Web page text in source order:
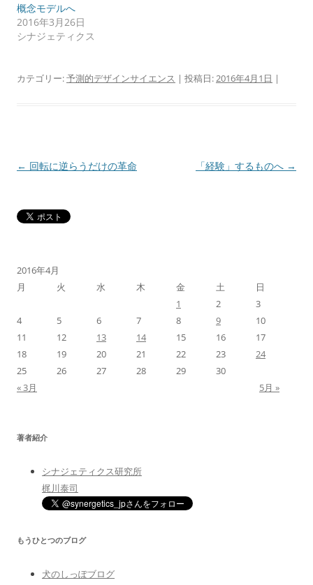
概念モデルへ
2016年3月26日
シナジェティクス
カテゴリー:予測的デザインサイエンス | 投稿日:2016年4月1日 |
投
ビ
シ
ン
← 回転に逆らうだけの革命 「経験」するものへ →
2016年4月
月
火 水 木 金 土
日
1
2
3
4
5 6 7 8 9
10
11
12 13 14 15 16
17
18
19 20 21 22 23
24
25
26 27 28 29
30
« 3月
5月 »
著者紹介
シナジェティクス研究所
梶川泰司
もうひとつのブログ
犬のしっぽブログ